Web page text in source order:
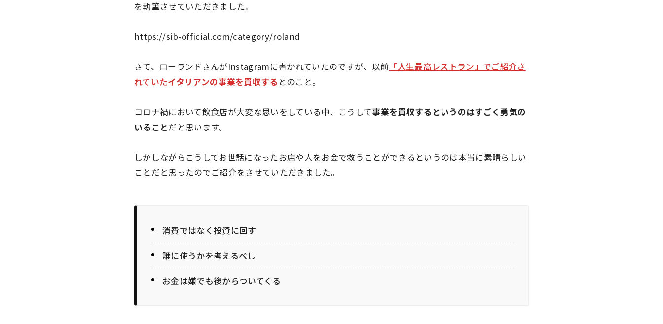
を執筆させていただきました。
https://sib-official.com/category/roland
さて、ローランドさんがInstagramに書かれていたのですが、以前 「人生最高レストラン」でご紹介さ
れていたイタリアンの事業を買収する とのこと。
コロナ禍において飲食店が大変な思いをしている中、こうして事業を買収するというのはすごく勇気の
いることだと思います。
しかしながらこうしてお世話になったお店や人をお金で救うことができるというのは本当に素晴らしい
ことだと思ったのでご紹介をさせていただきました。
消費ではなく投資に回す
誰に使うかを考えるべし
お金は嫌でも後からついてくる